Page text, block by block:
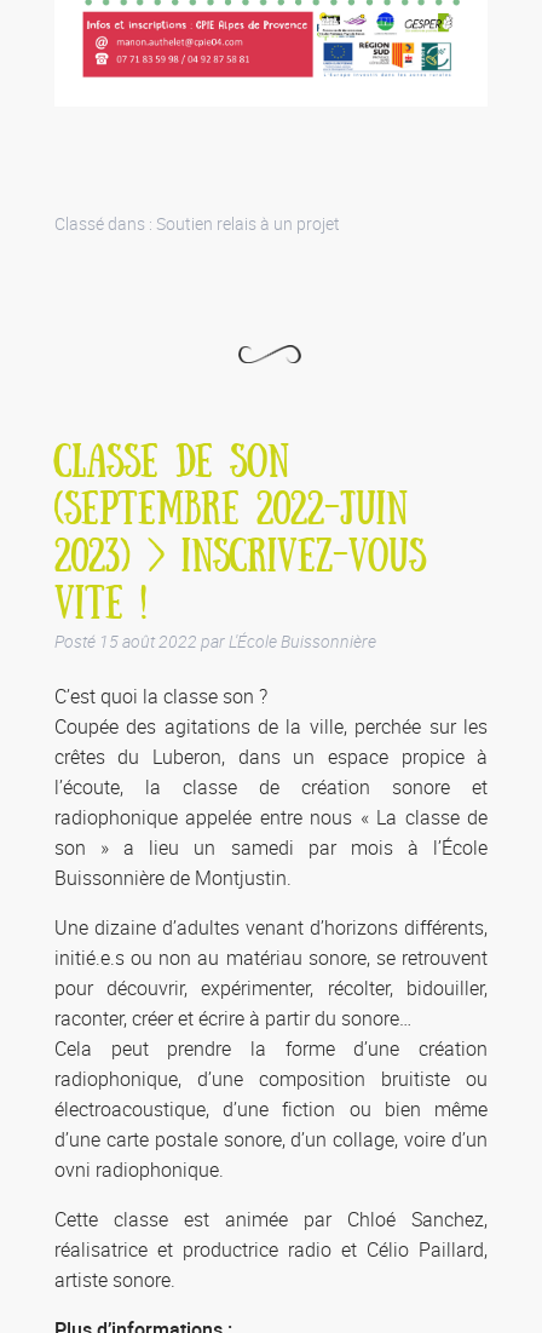
Classé dans : Soutien relais à un projet
CLASSE DE SON
(SEPTEMBRE 2022-JUIN
2023) > INSCRIVEZ-VOUS
VITE !
Posté 15 août 2022 parL'École Buissonnière
C’est quoi la classe son ?
Coupée des agitations de la ville, perchée sur les
crêtes du Luberon, dans un espace propice à
l’écoute, la classe de création sonore et
radiophonique appelée entre nous « La classe de
son » a lieu un samedi par mois à l’École
Buissonnière de Montjustin.
Une dizaine d’adultes venant d’horizons différents,
initié.e.s ou non au matériau sonore, se retrouvent
pour découvrir, expérimenter, récolter, bidouiller,
raconter, créer et écrire à partir du sonore…
​Cela peut prendre la forme d’une création
radiophonique, d’une composition bruitiste ou
électroacoustique, d’une fiction ou bien même
d’une carte postale sonore, d’un collage, voire d’un
ovni radiophonique.
Cette classe est animée par Chloé Sanchez,
réalisatrice et productrice radio et Célio Paillard,
artiste sonore.